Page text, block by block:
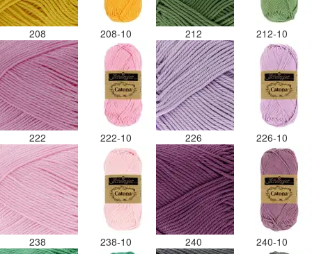
208 208-10 212 212-10
222 222-10 226 226-10
238 238-10 240 240-10